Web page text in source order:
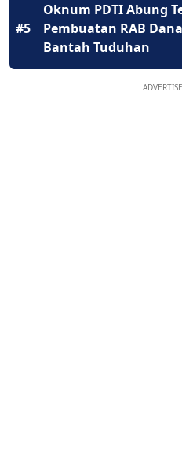
#5
Oknum PDTI Abung
Pembuatan RAB
Bantah Tuduhan